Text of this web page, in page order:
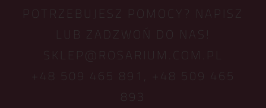
POTRZEBUJESZ POMOCY? NAPISZ
LUB ZADZWOŃ DO NAS!
SKLEP@ROSARIUM.COM.PL
+48 509 465 891,
+48 509 465
893